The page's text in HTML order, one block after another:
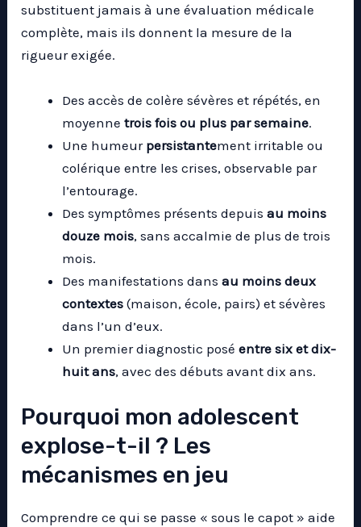
substituent jamais à une évaluation médicale
complète, mais ils donnent la mesure de la
rigueur exigée.
Des accès de colère sévères et répétés, en
moyennetrois fois ou plus par semaine.
Une humeur persistantement irritable ou
colérique entre les crises, observable par
l’entourage.
Des symptômes présents depuisau moins
douze mois, sans accalmie de plus de trois
mois.
Des manifestations dansau moins deux
contextes (maison, école, pairs) et sévères
dans l’un d’eux.
Un premier diagnostic poséentre six et dix-
huit ans, avec des débuts avant dix ans.
Pourquoi mon adolescent
explose-t-il ? Les
mécanismes en jeu
Comprendre ce qui se passe « sous le capot » aide